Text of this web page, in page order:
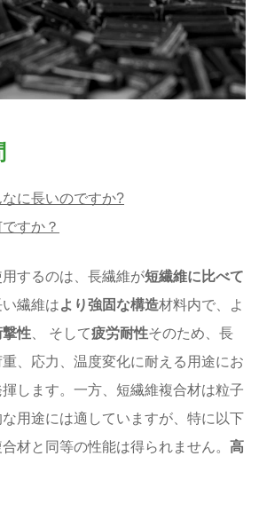
に長いのですか?
すか？
するのは、長繊維が短繊維に比べて
い繊維はより強固な構造材料内で、よ
性 、 そして疲労耐性そのため、長
、応力、温度変化に耐える用途にお
します。一方、短繊維複合材は粒子
用途には適していますが、特に以下
材と同等の性能は得られません。 高